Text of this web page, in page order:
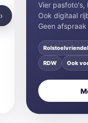
›
Vier pasfoto's,
Ook digitaal
Geen
RDW Ook